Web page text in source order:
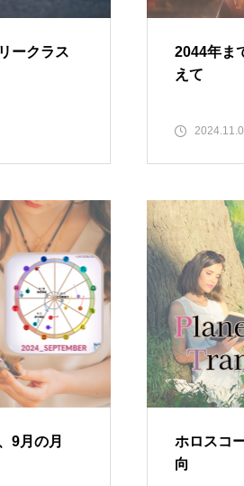
ークラス
2044年ま
えて
9月の月
ホロスコ
向